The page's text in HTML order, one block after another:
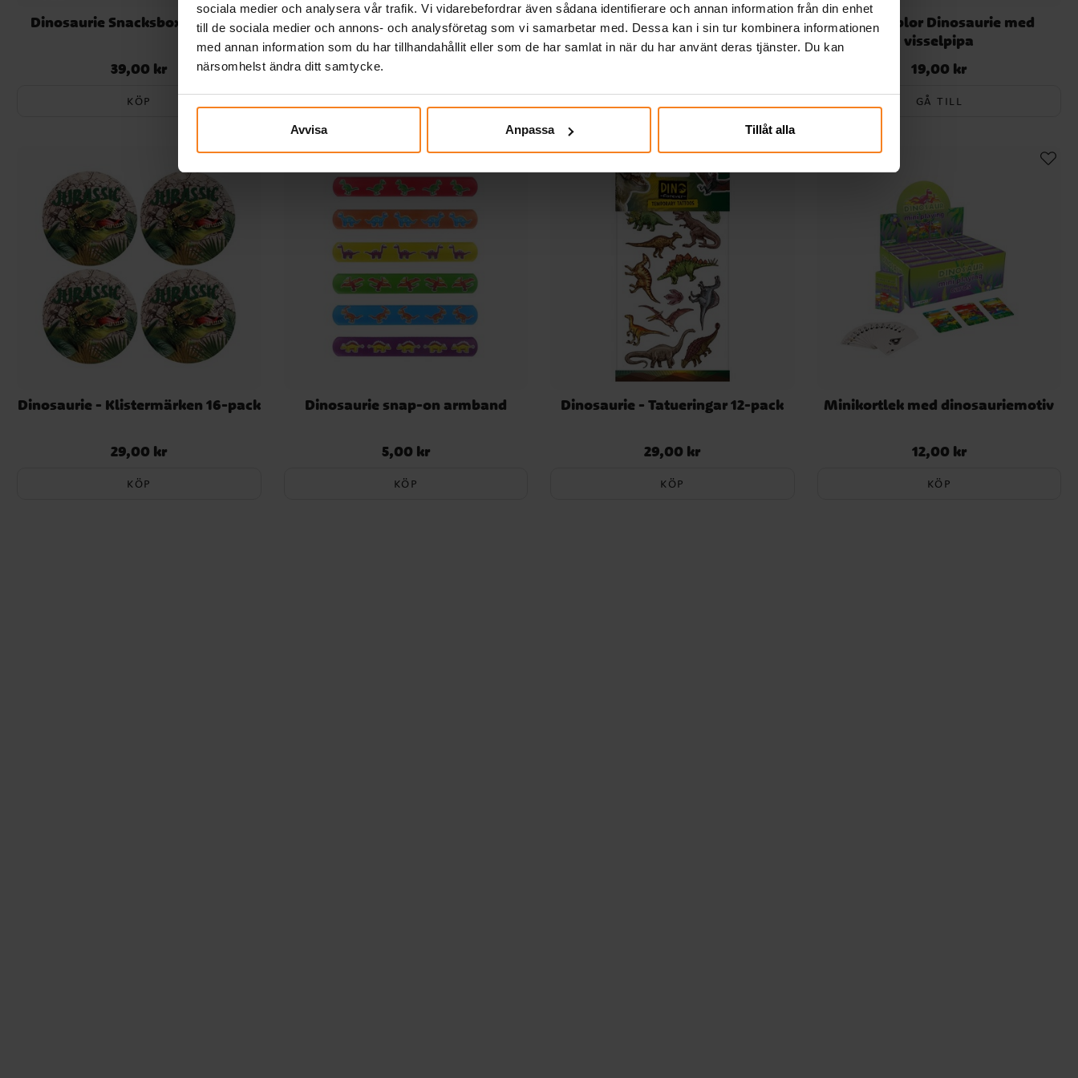
sociala medier och analysera vår trafik. Vi vidarebefordrar även sådana identifierare och annan information från din enhet
till de sociala medier och annons- och analysföretag som vi samarbetar med. Dessa kan i sin tur kombinera informationen
med annan information som du har tillhandahållit eller som de har samlat in när du har använt deras tjänster. Du kan
närsomhelst ändra ditt samtycke.
Avvisa Anpassa Tillåt alla
Dinosaurie Snacksboxar 6-pack
Pris:39,00 kr
39,00 kr
KÖP
Suddgummin Dinosaurier 4-pack
Pris35,00 kr
Dinosaurie Slime
Såpbubblor Dinosaurie med
visselpipa
Pris:19,00 kr
19,00 kr
GÅ TILL
Dinosaurie - Klistermärken 16-pack
Pris:29,00 kr
29,00 kr
KÖP
Dinosaurie snap-on armband
Pris:5,00 kr
5,00 kr
KÖP
Dinosaurie - Tatueringar 12-pack
Pris:29,00 kr
29,00 kr
KÖP
Minikortlek med dinosauriemotiv
Pris:12,00 kr
12,00 kr
KÖP